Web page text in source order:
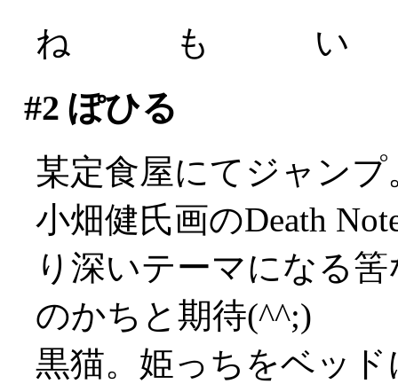
ね も い
#2 ぽひる
某定食屋にてジャンプ
小畑健氏画のDeath
り深いテーマになる
のかちと期待(^^;)
黒猫。姫っちをベッ